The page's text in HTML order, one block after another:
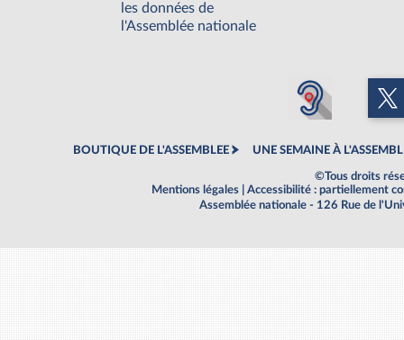
les données de
l'Assemblée nationale
BOUTIQUE DE L'ASSEMBLEE UNE SEMAINE À
©Tous droits
Mentions légales
Accessibilité : partiellement
Assemblée nationale - 126 Rue de